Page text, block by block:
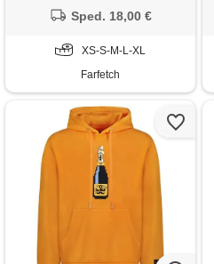
Sped. 18,00 €
XS-S-M-L-XL
Farfetch